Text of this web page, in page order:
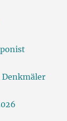
Denkmäler